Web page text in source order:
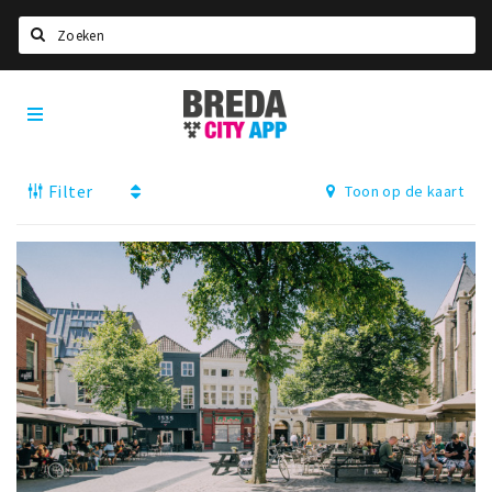
Home
Deals
Nieuws, interviews & blogs
Eten
Drinken
Slapen
Recreatief
Winkels
Breda
City
App
Filter Toon op de kaart